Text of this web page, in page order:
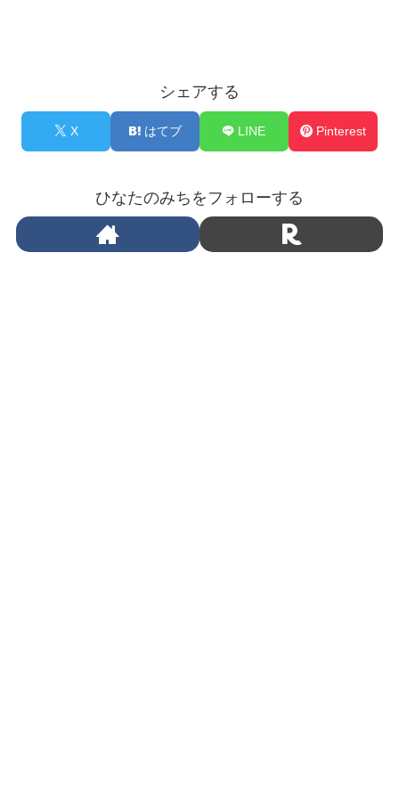
シェアする
X はてブ LINE Pinterest
ひなたのみちをフォローする